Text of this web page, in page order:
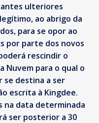
ulteriores
ao abrigo da
para se opor ao
por parte dos novos
rescindir o
Nuvem para o qual o
destina a ser
escrita à Kingdee.
na data determinada
ser posterior a 30